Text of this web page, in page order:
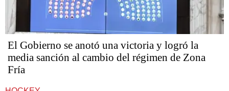
El Gobierno se anotó una victoria y logró la
media sanción al cambio del régimen de Zona
Fría